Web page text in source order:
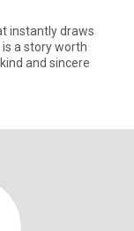
instantly draws
a story worth
and sincere